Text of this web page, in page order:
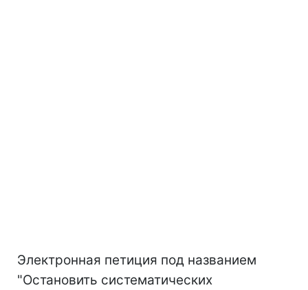
Электронная петиция под названием
"Остановить систематических